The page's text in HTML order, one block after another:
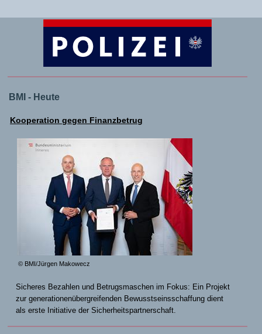
BMI - Heute
Kooperation gegen Finanzbetrug
© BMI/Jürgen Makowecz
Sicheres Bezahlen und Betrugsmaschen im Fokus: Ein Projekt
zur generationenübergreifenden Bewusstseinsschaffung dient
als erste Initiative der Sicherheitspartnerschaft.